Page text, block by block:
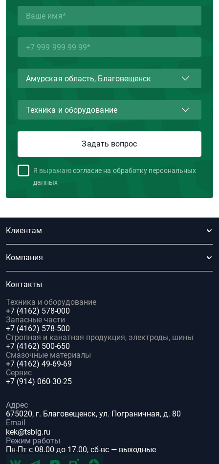
Я выражаю согласие на обработку персональных
данных
Клиентам
Компания
Контакты
Техника и оборудование
+7 (4162) 578-000
Запасные части
+7 (4162) 578-500
Стропная и канатная продукция, электроды, шины
+7 (4162) 500-650
Смазочные материалы
+7 (4162) 49-69-69
Сервис
+7 (914) 060-30-25
Адрес
675020, г. Благовещенск, ул. Пограничная, д. 80
Email
kek@tsblg.ru
Режим работы
Пн-Пт с 08.00 до 17.00, сб-вс — выходные